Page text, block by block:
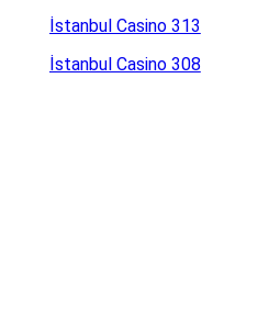
İstanbul Casino 313
İstanbul Casino 308